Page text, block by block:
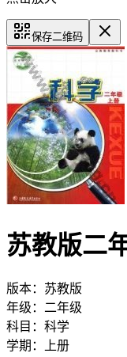
保存二维码
苏教版二
版本： 苏教版
年级： 二年级
科目： 科学
学期：
上册